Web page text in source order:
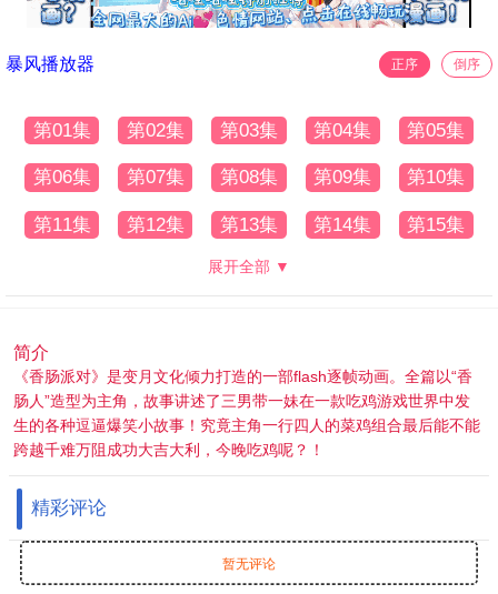
暴风播放器 正序 倒序
第01集 第02集 第03集 第04集 第05集
第06集 第07集 第08集 第09集 第10集
第11集 第12集 第13集 第14集 第15集
展开全部 ▼
简介
《香肠派对》是变月文化倾力打造的一部flash逐帧动画。全篇以“香
肠人”造型为主角，故事讲述了三男带一妹在一款吃鸡游戏世界中发
生的各种逗逼爆笑小故事！究竟主角一行四人的菜鸡组合最后能不能
跨越千难万阻成功大吉大利，今晚吃鸡呢？！
精彩评论
暂无评论